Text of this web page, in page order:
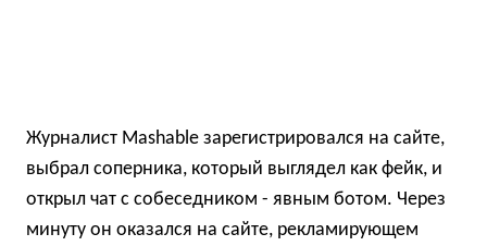
Журналист Mashable зарегистрировался на сайте,
выбрал соперника, который выглядел как фейк, и
открыл чат с собеседником - явным ботом. Через
минуту он оказался на сайте, рекламирующем